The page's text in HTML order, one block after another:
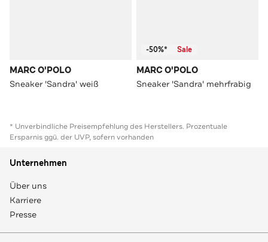
MARC O'POLO
Sneaker 'Sandra' weiß
-50%* Sale
MARC O'POLO
Sneaker 'Sandra' mehrfrabig
* Unverbindliche Preisempfehlung des Herstellers. Prozentuale
Ersparnis ggü. der UVP, sofern vorhanden
Unternehmen
Über uns
Karriere
Presse